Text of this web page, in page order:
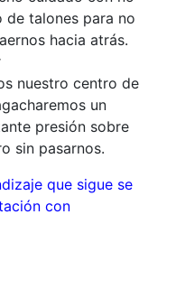
de talones para no
hacia atrás.
nuestro centro de
un
presión sobre
sin pasarnos.
que sigue se
con